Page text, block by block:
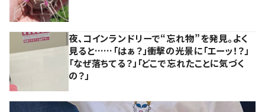
夜、コインランドリーで“忘れ物”を発見。よく
見ると……「はぁ？」衝撃の光景に「エーッ！？」
「なぜ落ちてる？」「どこで忘れたことに気づく
の？」